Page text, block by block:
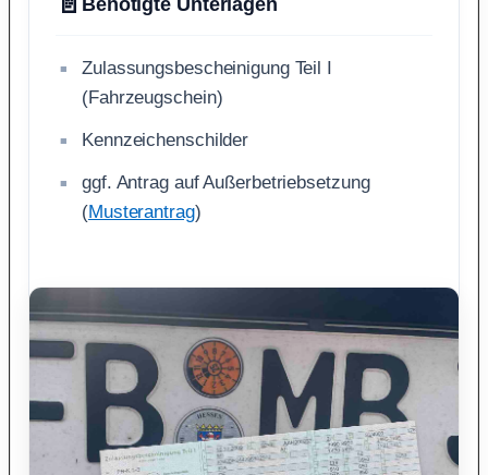
Zulassungsbescheinigung Teil I
(Fahrzeugschein)
Kennzeichenschilder
ggf. Antrag auf Außerbetriebsetzung
(Musterantrag)